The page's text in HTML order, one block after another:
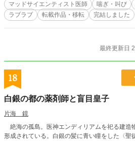
マッドサイエンティスト医師
喘ぎ・叫び
ラブラブ
転載作品・移転 完結しました
最終更新日
18
白銀の都の薬剤師と盲目皇子
片海 鏡
絶海の孤島。医神エンディリアムを祀る建造
形成されている。白銀の髪に青い瞳をした〈聖